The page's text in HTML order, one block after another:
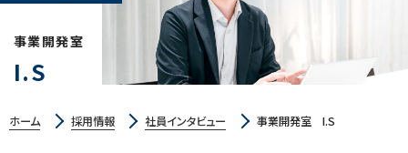
事業開発室
I.S
ホーム 採用情報 社員インタビュー 事業開発室 I.S